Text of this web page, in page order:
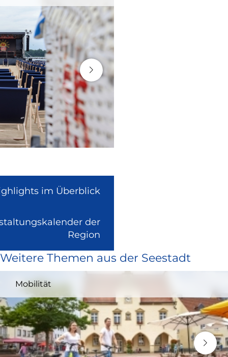
im Überblick
der
Region
extern
und
in
neuem
Fenster)
Weitere Themen aus der Seestadt
Mobilität